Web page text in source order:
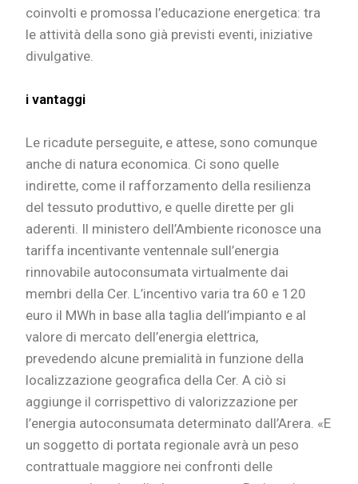
coinvolti e promossa l’educazione energetica: tra
le attività della sono già previsti eventi, iniziative
divulgative.
i vantaggi
Le ricadute perseguite, e attese, sono comunque
anche di natura economica. Ci sono quelle
indirette, come il rafforzamento della resilienza
del tessuto produttivo, e quelle dirette per gli
aderenti. Il ministero dell’Ambiente riconosce una
tariffa incentivante ventennale sull’energia
rinnovabile autoconsumata virtualmente dai
membri della Cer. L’incentivo varia tra 60 e 120
euro il MWh in base alla taglia dell’impianto e al
valore di mercato dell’energia elettrica,
prevedendo alcune premialità in funzione della
localizzazione geografica della Cer. A ciò si
aggiunge il corrispettivo di valorizzazione per
l’energia autoconsumata determinato dall’Arera. «E
un soggetto di portata regionale avrà un peso
contrattuale maggiore nei confronti delle